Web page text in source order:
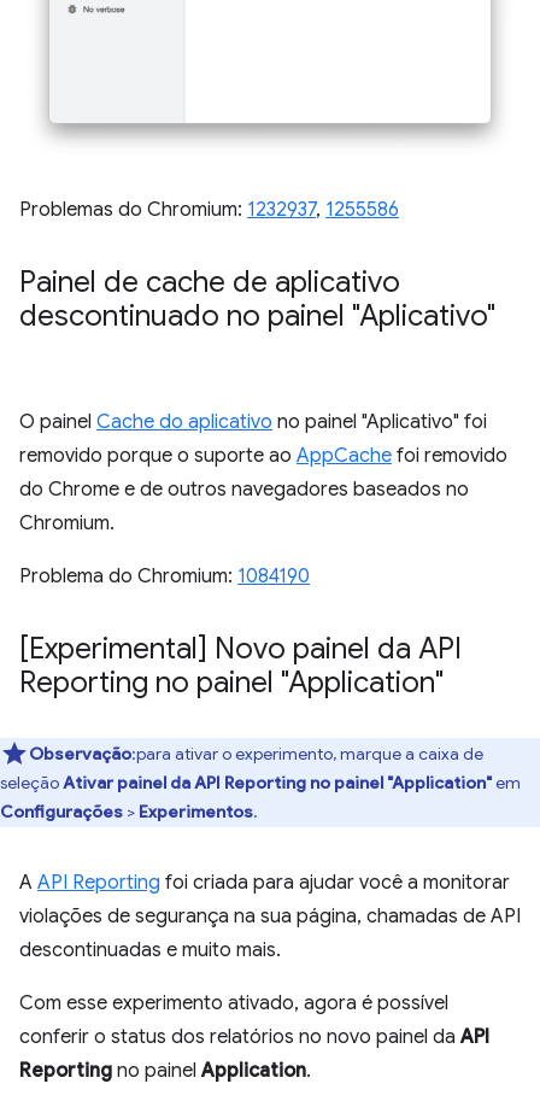
Problemas do Chromium: 1232937, 1255586
Painel de cache de aplicativo
descontinuado no painel "Aplicativo"
O painel Cache do aplicativo no painel "Aplicativo" foi
removido porque o suporte ao AppCache foi removido
do Chrome e de outros navegadores baseados no
Chromium.
Problema do Chromium: 1084190
[Experimental] Novo painel da API
Reporting no painel "Application"
Observação:para ativar o experimento, marque a caixa de
seleçãoAtivar painel da API Reporting no painel "Application"em
Configurações > Experimentos.
A API Reporting foi criada para ajudar você a monitorar
violações de segurança na sua página, chamadas de API
descontinuadas e muito mais.
Com esse experimento ativado, agora é possível
conferir o status dos relatórios no novo painel daAPI
Reporting no painelApplication.